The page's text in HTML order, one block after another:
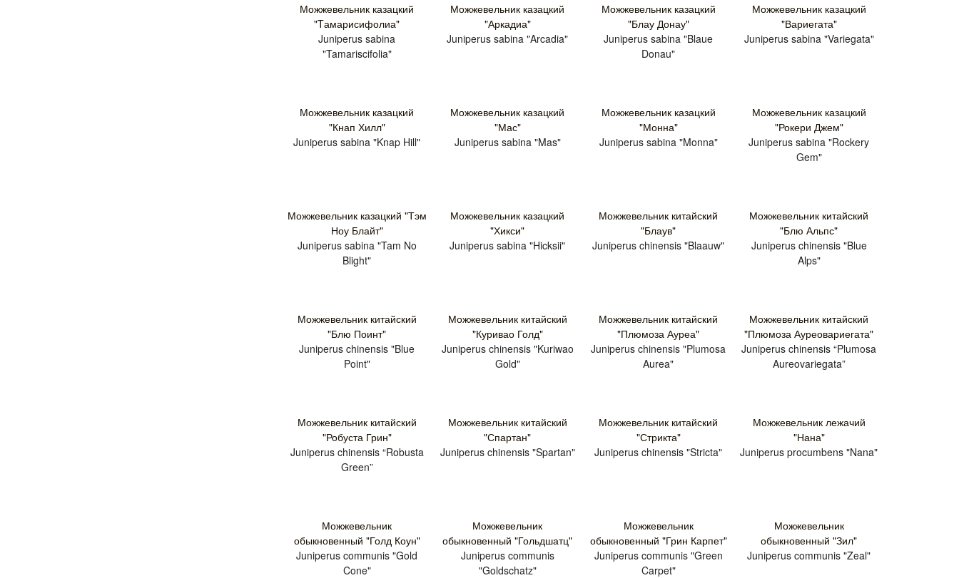
Можжевельник казацкий
"Tамарисифолиа"
Juniperus sabina
"Tamariscifolia"
Можжевельник казацкий
"Аркадиа"
Juniperus sabina "Arcadia"
Можжевельник казацкий
"Блау Донау"
Juniperus sabina "Blaue
Donau"
Можжевельник казацкий
"Вариегата"
Juniperus sabina "Variegata"
Можжевельник казацкий
"Кнап Хилл"
Juniperus sabina "Knap Hill"
Можжевельник казацкий
"Мас"
Juniperus sabina "Mas"
Можжевельник казацкий
"Монна"
Juniperus sabina "Monna"
Можжевельник казацкий
"Рокери Джем"
Juniperus sabina "Rockery
Gem"
Можжевельник казацкий "Тэм
Ноу Блайт"
Juniperus sabina "Tam No
Blight"
Можжевельник казацкий
"Хикси"
Juniperus sabina "Hicksii"
Можжевельник китайский
"Блаув"
Juniperus chinensis "Blaauw"
Можжевельник китайский
"Блю Альпс"
Juniperus chinensis "Blue
Alps"
Можжевельник китайский
"Блю Поинт"
Juniperus chinensis "Blue
Point"
Можжевельник китайский
"Куривао Голд"
Juniperus chinensis "Kuriwao
Gold"
Можжевельник китайский
"Плюмоза Ауреа"
Juniperus chinensis "Plumosa
Aurea"
Можжевельник китайский
"Плюмоза Ауреовариегата"
Juniperus chinensis “Plumosa
Aureovariegata”
Можжевельник китайский
"Робуста Грин"
Juniperus chinensis “Robusta
Green”
Можжевельник китайский
"Спартан"
Juniperus chinensis "Spartan"
Можжевельник китайский
"Стрикта"
Juniperus chinensis "Stricta"
Можжевельник лежачий
"Нана"
Juniperus procumbens "Nana"
Можжевельник
обыкновенный "Голд Коун"
Juniperus communis "Gold
Cone"
Можжевельник
обыкновенный "Гольдшатц"
Juniperus communis
"Goldschatz"
Можжевельник
обыкновенный "Грин Карпет"
Juniperus communis "Green
Carpet"
Можжевельник
обыкновенный "Зил"
Juniperus communis "Zeal"